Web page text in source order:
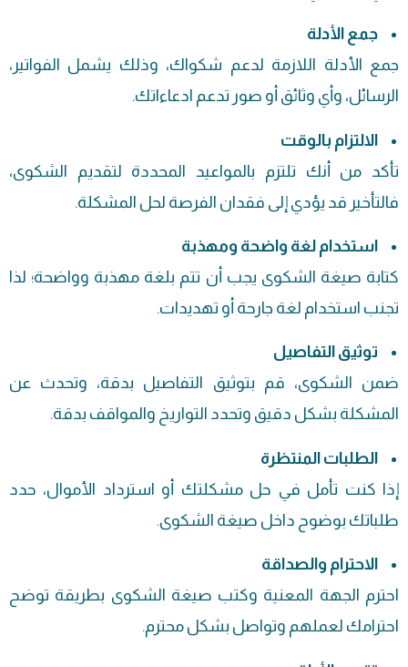
جمع الأدلة
جمع الأدلة اللازمة لدعم شكواك، وذلك يشمل الفواتير،
الرسائل، وأي وثائق أو صور تدعم ادعاءاتك.
الالتزام بالوقت
تأكد من أنك تلتزم بالمواعيد المحددة لتقديم الشكوى،
فالتأخير قد يؤدي إلى فقدان الفرصة لحل المشكلة.
استخدام لغة واضحة ومهذبة
كتابة صيغة الشكوى يجب أن تتم بلغة مهذبة وواضحة؛ لذا
تجنب استخدام لغة جارحة أو تهديدات.
توثيق التفاصيل
ضمن الشكوى، قم بتوثيق التفاصيل بدقة، وتحدث عن
المشكلة بشكل دقيق وتحدد التواريخ والمواقف بدقة.
الطلبات المنتظرة
إذا كنت تأمل في حل مشكلتك أو استرداد الأموال، حدد
طلباتك بوضوح داخل صيغة الشكوى.
الاحترام والصداقة
احترم الجهة المعنية وكتب صيغة الشكوى بطريقة توضح
احترامك لعملهم وتواصل بشكل محترم.